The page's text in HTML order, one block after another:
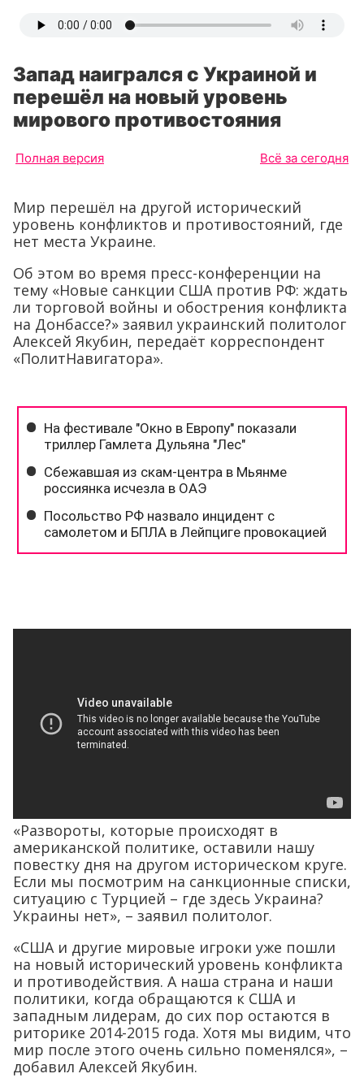
Запад наигрался с Украиной и
перешёл на новый уровень
мирового противостояния
Полная версия Всё за сегодня
Мир перешёл на другой исторический
уровень конфликтов и противостояний, где
нет места Украине.
Об этом во время пресс-конференции на
тему «Новые санкции США против РФ: ждать
ли торговой войны и обострения конфликта
на Донбассе?» заявил украинский политолог
Алексей Якубин, передаёт корреспондент
«ПолитНавигатора».
«Развороты, которые происходят в
американской политике, оставили нашу
повестку дня на другом историческом круге.
Если мы посмотрим на санкционные списки,
ситуацию с Турцией – где здесь Украина?
Украины нет», – заявил политолог.
«США и другие мировые игроки уже пошли
на новый исторический уровень конфликта
и противодействия. А наша страна и наши
политики, когда обращаются к США и
западным лидерам, до сих пор остаются в
риторике 2014-2015 года. Хотя мы видим, что
мир после этого очень сильно поменялся», –
добавил Алексей Якубин.